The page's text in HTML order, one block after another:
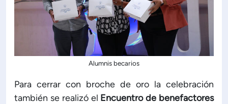
Alumnis becarios
Para cerrar con broche de oro la celebración
también se realizó el Encuentro de benefactores